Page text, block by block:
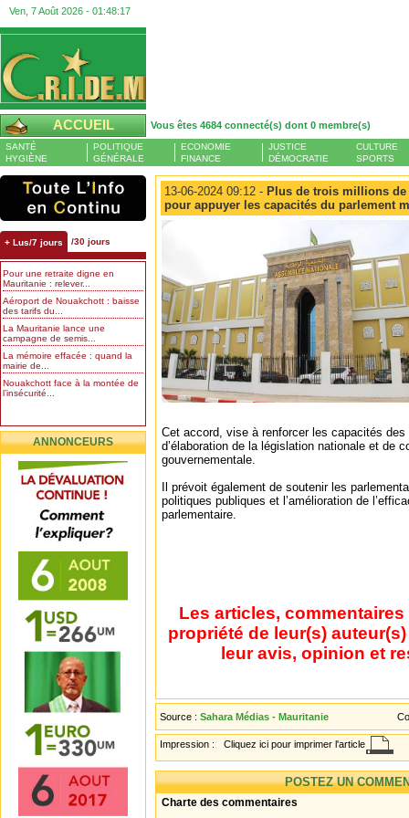
Ven, 7 Août 2026 - 01:48:18
ACCUEIL Vous êtes 4684 connecté(s) dont 0 membre(s)
SANTÉ
HYGIÈNE
POLITIQUE
GÉNÉRALE
ECONOMIE
FINANCE
JUSTICE
DÉMOCRATIE
CULTURE
SPORTS
+ Lus/7 jours /30 jours
Pour une retraite digne en
Mauritanie : relever...
Aéroport de Nouakchott : baisse
des tarifs du...
La Mauritanie lance une
campagne de semis...
La mémoire effacée : quand la
mairie de...
Nouakchott face à la montée de
l’insécurité...
ANNONCEURS
13-06-2024 09:12 - Plus de trois millions
pour appuyer les capacités du parlement
Cet accord, vise à renforcer les capacités
d’élaboration de la législation nationale et de
gouvernementale.
Il prévoit également de soutenir les
politiques publiques et l’amélioration de
parlementaire.
Les articles,
propriété de leur(s)
leur avis, opinion et
Source : Sahara Médias - Mauritanie
Impression : Cliquez ici pour imprimer l'article
POSTEZ UN
Charte des commentaires